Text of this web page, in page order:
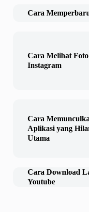
Cara
Cara Melihat
Instagram
Cara
Aplikasi yang
Utama
Cara Download
Youtube